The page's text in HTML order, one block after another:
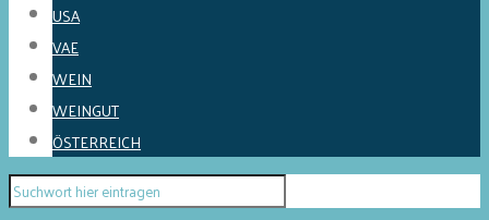
USA
VAE
WEIN
WEINGUT
ÖSTERREICH